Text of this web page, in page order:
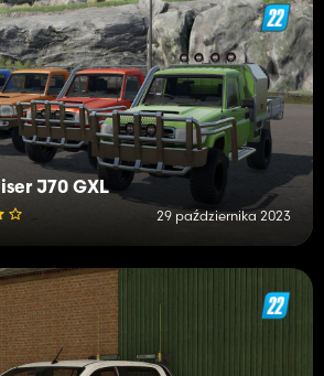
J70 GXL
29 października 2023